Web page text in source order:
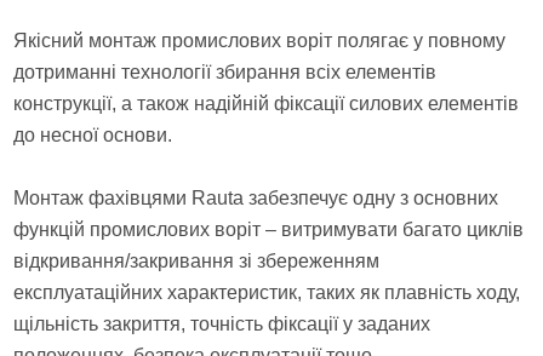
Якісний монтаж промислових воріт полягає у повному
дотриманні технології збирання всіх елементів
конструкції, а також надійній фіксації силових елементів
до несної основи.
Монтаж фахівцями Rauta забезпечує одну з основних
функцій промислових воріт – витримувати багато циклів
відкривання/закривання зі збереженням
експлуатаційних характеристик, таких як плавність ходу,
щільність закриття, точність фіксації у заданих